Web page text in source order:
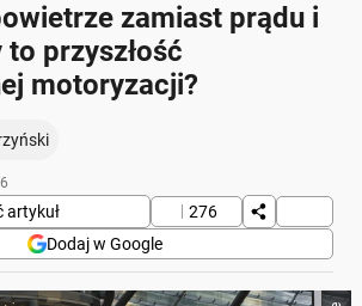
zamiast prądu i
przyszłość
motoryzacji?
artykuł
276
Dodaj w Google